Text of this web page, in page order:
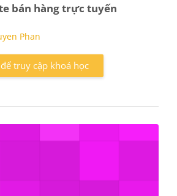
bán hàng trực tuyến
Phan
truy cập khoá học